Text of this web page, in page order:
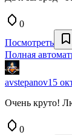
0
Посмотреть
Полная
avstepanov15
Очень круто!
0